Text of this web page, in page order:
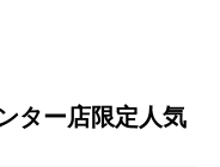
ター店限定人気